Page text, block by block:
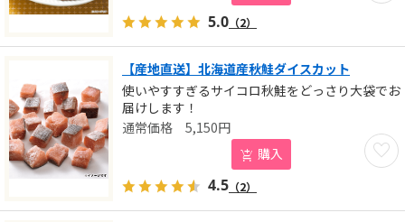
5.0 （2）
【産地直送】北海道産秋鮭ダイスカット
使いやすすぎるサイコロ秋鮭をどっさり大袋でお
届けします！
お気
5,150円
購入
4.5 （2）